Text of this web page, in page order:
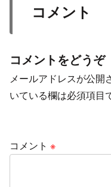
コメント
コメントをどうぞ
メールアドレスが公開
いている欄は必須項目
コメント ※